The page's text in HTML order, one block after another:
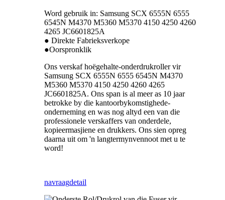
Word gebruik in: Samsung SCX 6555N 6555
6545N M4370 M5360 M5370 4150 4250 4260
4265 JC6601825A
● Direkte Fabrieksverkope
●Oorspronklik
Ons verskaf hoëgehalte-onderdrukroller vir
Samsung SCX 6555N 6555 6545N M4370
M5360 M5370 4150 4250 4260 4265
JC6601825A. Ons span is al meer as 10 jaar
betrokke by die kantoorbykomstighede-
onderneming en was nog altyd een van die
professionele verskaffers van onderdele,
kopieermasjiene en drukkers. Ons sien opreg
daarna uit om 'n langtermynvennoot met u te
word!
navraagdetail